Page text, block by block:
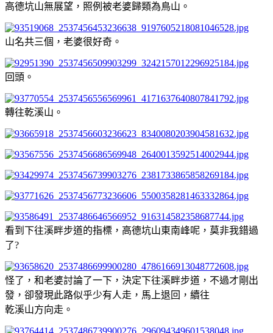
高德坑山無展望，照例被老婆歸類為鳥山。
山名共三個，老婆很好奇。
回頭。
轉往乾溪山。
看到下往溪畔步道的指標，高德坑山東南峰呢，莫非我錯過
了?
怪了，和老婆討論了一下，決定下往溪畔步道，不過才剛出
發，卻發現此路似乎少有人走，馬上退回，續往
乾溪山方向走。